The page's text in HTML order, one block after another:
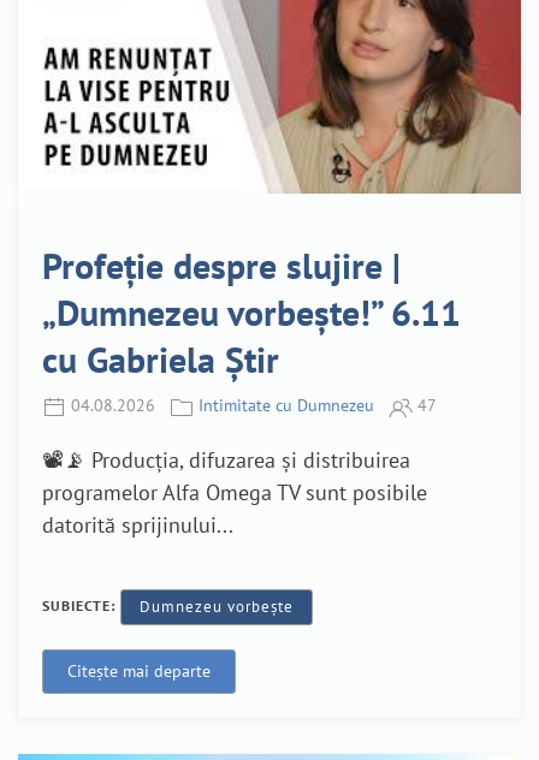
Profeție despre slujire |
„Dumnezeu vorbește!” 6.11
cu Gabriela Știr
04.08.2026 Intimitate cu Dumnezeu 47
📽️📡 Producția, difuzarea și distribuirea
programelor Alfa Omega TV sunt posibile
datorită sprijinului...
SUBIECTE: Dumnezeu vorbește
Citește mai departe